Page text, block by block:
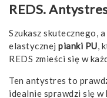
REDS.
Szukasz skutecznego,
elastycznej pianki PU,
REDS zmieści się w
Ten antystres to
idealnie sprawdzi się w